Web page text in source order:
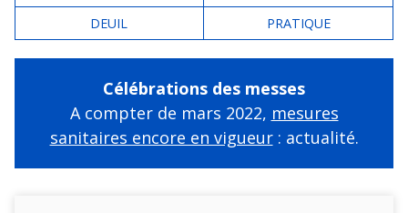
DEUIL
PRATIQUE
Célébrations des messes
A compter de mars 2022, mesures
sanitaires encore en vigueur: actualité.